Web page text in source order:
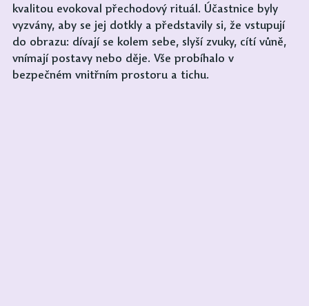
kvalitou evokoval přechodový rituál. Účastnice byly
vyzvány, aby se jej dotkly a představily si, že vstupují
do obrazu: dívají se kolem sebe, slyší zvuky, cítí vůně,
vnímají postavy nebo děje. Vše probíhalo v
bezpečném vnitřním prostoru a tichu.